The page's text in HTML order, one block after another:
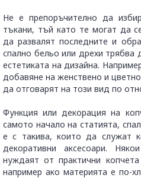
Не е препоръчително да
тъкани, тъй като те могат да
да развалят последните и
спално бельо или дрехи
естетиката на дизайна.
добавяне на женствено и
да отговарят на този вид по
Функция или декорация на
самото начало на статията,
е с такива, които да служат
декоративни аксесоари.
нуждаят от практични
например ако материята е по-